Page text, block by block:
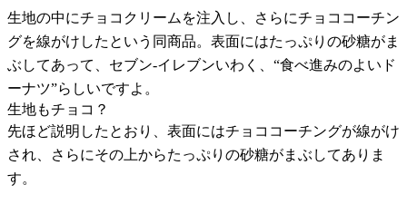
生地の中にチョコクリームを注入し、さらにチョココーチン
グを線がけしたという同商品。表面にはたっぷりの砂糖がま
ぶしてあって、セブン-イレブンいわく、“食べ進みのよいド
ーナツ”らしいですよ。
生地もチョコ？
先ほど説明したとおり、表面にはチョココーチングが線がけ
され、さらにその上からたっぷりの砂糖がまぶしてありま
す。